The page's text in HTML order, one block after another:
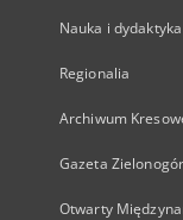
Nauka i dydaktyka
Regionalia
Archiwum
Gazeta
Otwarty